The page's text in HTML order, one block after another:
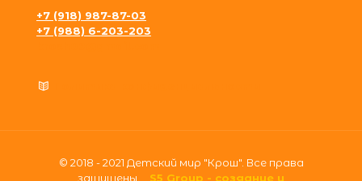
+7 (918) 987-87-03
+7 (988) 6-203-203
© 2018 - 2021 Детский мир "Крош". Все права
защищены. S5 Group - создание и